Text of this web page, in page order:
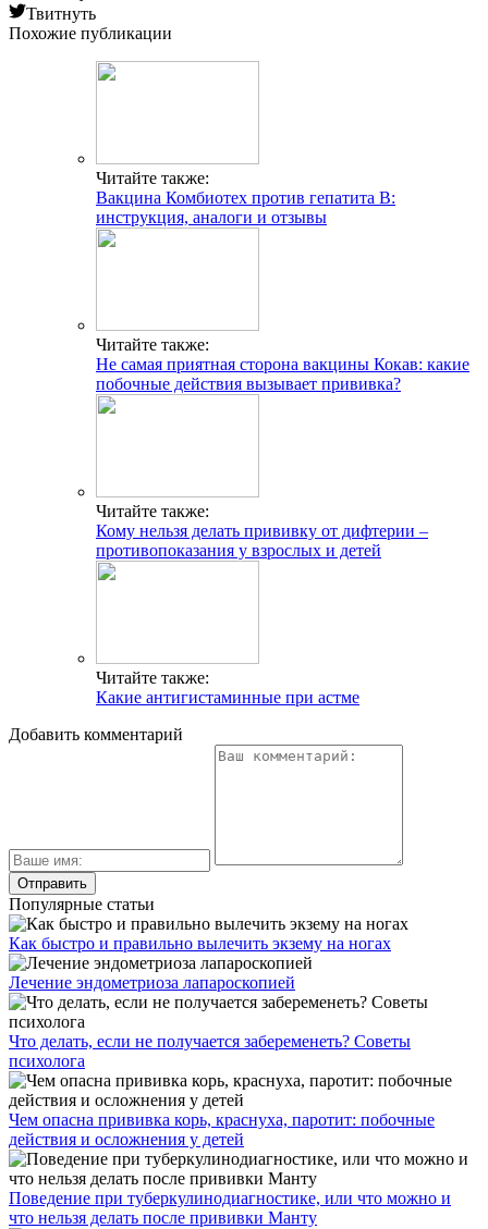
Твитнуть
Похожие публикации
Читайте также:
Вакцина Комбиотех против гепатита B:
инструкция, аналоги и отзывы
Читайте также:
Не самая приятная сторона вакцины Кокав: какие
побочные действия вызывает прививка?
Читайте также:
Кому нельзя делать прививку от дифтерии –
противопоказания у взрослых и детей
Читайте также:
Какие антигистаминные при астме
Добавить комментарий
Популярные статьи
Как быстро и правильно вылечить экзему на ногах
Лечение эндометриоза лапароскопией
Что делать, если не получается забеременеть? Советы
психолога
Чем опасна прививка корь, краснуха, паротит: побочные
действия и осложнения у детей
Поведение при туберкулинодиагностике, или что можно и
что нельзя делать после прививки Манту